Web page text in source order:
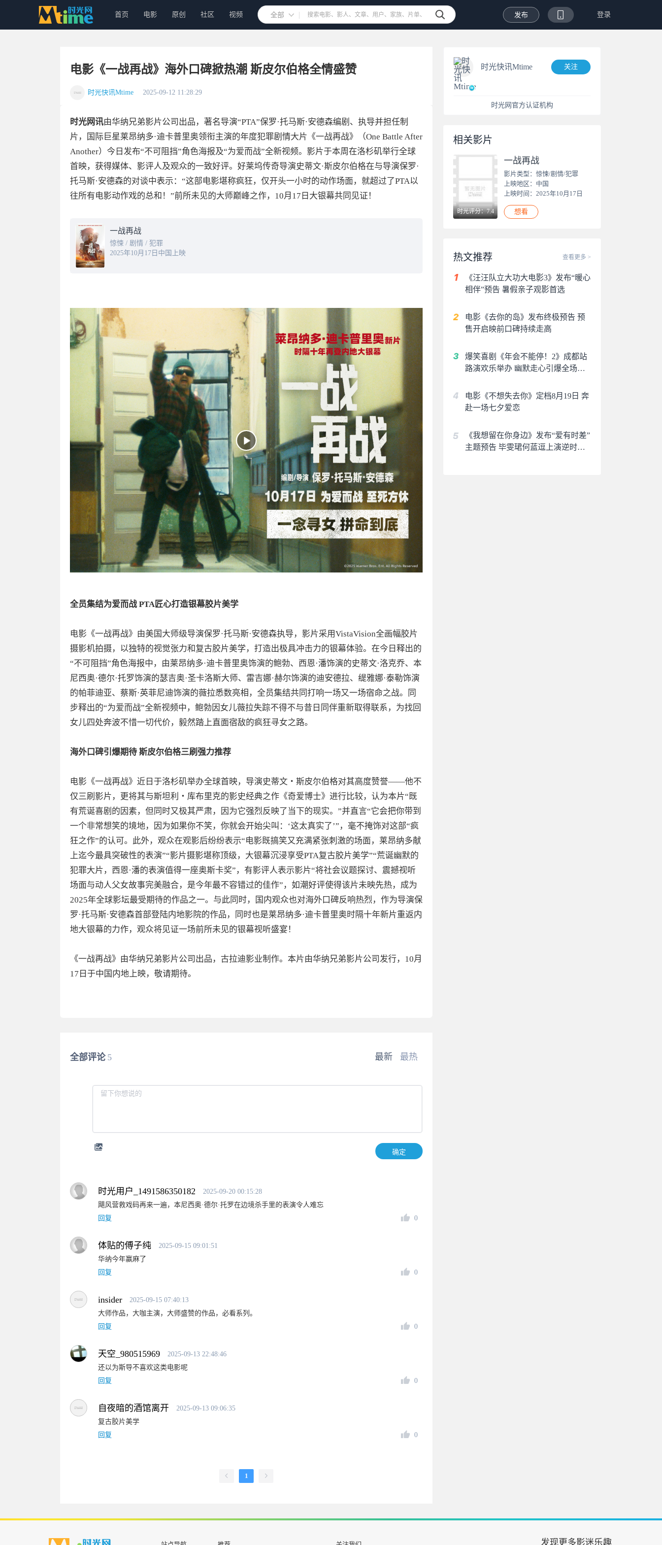
首页 电影 原创 社区 视频 全部 发布 登录
电影《一战再战》海外口碑掀热潮 斯皮尔伯格全情盛赞
时光快讯Mtime 2025-09-12 11:28:29
时光网讯由华纳兄弟影片公司出品，著名导演“PTA”保罗·托马斯·安德森编剧、执导并担任制
片，国际巨星莱昂纳多·迪卡普里奥领衔主演的年度犯罪剧情大片《一战再战》（One Battle After
Another）今日发布“不可阻挡”角色海报及“为爱而战”全新视频。影片于本周在洛杉矶举行全球
首映，获得媒体、影评人及观众的一致好评。好莱坞传奇导演史蒂文·斯皮尔伯格在与导演保罗·
托马斯·安德森的对谈中表示：“这部电影堪称疯狂，仅开头一小时的动作场面，就超过了PTA以
往所有电影动作戏的总和！”前所未见的大师巅峰之作，10月17日大银幕共同见证！
一战再战
惊悚 / 剧情 / 犯罪
2025年10月17日中国上映
全员集结为爱而战 PTA匠心打造银幕胶片美学
电影《一战再战》由美国大师级导演保罗·托马斯·安德森执导，影片采用VistaVision全画幅胶片
摄影机拍摄，以独特的视觉张力和复古胶片美学，打造出极具冲击力的银幕体验。在今日释出的
“不可阻挡”角色海报中，由莱昂纳多·迪卡普里奥饰演的鲍勃、西恩·潘饰演的史蒂文·洛克乔、本
尼西奥·德尔·托罗饰演的瑟吉奥·圣卡洛斯大师、雷吉娜·赫尔饰演的迪安德拉、缇雅娜·泰勒饰演
的帕菲迪亚、蔡斯·英菲尼迪饰演的薇拉悉数亮相，全员集结共同打响一场又一场宿命之战。同
步释出的“为爱而战”全新视频中，鲍勃因女儿薇拉失踪不得不与昔日同伴重新取得联系，为找回
女儿四处奔波不惜一切代价，毅然踏上直面宿敌的疯狂寻女之路。
海外口碑引爆期待 斯皮尔伯格三刷强力推荐
电影《一战再战》近日于洛杉矶举办全球首映，导演史蒂文・斯皮尔伯格对其高度赞誉——他不
仅三刷影片，更将其与斯坦利・库布里克的影史经典之作《奇爱博士》进行比较，认为本片“既
有荒诞喜剧的因素，但同时又极其严肃，因为它强烈反映了当下的现实。”并直言“它会把你带到
一个非常想笑的境地，因为如果你不笑，你就会开始尖叫：‘这太真实了’”，毫不掩饰对这部“疯
狂之作”的认可。此外，观众在观影后纷纷表示“电影既搞笑又充满紧张刺激的场面，莱昂纳多献
上迄今最具突破性的表演”“影片摄影堪称顶级，大银幕沉浸享受PTA复古胶片美学”“荒诞幽默的
犯罪大片，西恩·潘的表演值得一座奥斯卡奖”，有影评人表示影片“将社会议题探讨、震撼视听
场面与动人父女故事完美融合，是今年最不容错过的佳作”，如潮好评使得该片未映先热，成为
2025年全球影坛最受期待的作品之一。与此同时，国内观众也对海外口碑反响热烈，作为导演保
罗·托马斯·安德森首部登陆内地影院的作品，同时也是莱昂纳多·迪卡普里奥时隔十年新片重返内
地大银幕的力作，观众将见证一场前所未见的银幕视听盛宴！
《一战再战》由华纳兄弟影片公司出品，古拉迪影业制作。本片由华纳兄弟影片公司发行，10月
17日于中国内地上映，敬请期待。
全部评论 5 最新 最热
确定
时光用户_1491586350182
2025-09-20 00:15:28
飓风营救戏码再来一遍，本尼西奥·德尔·托罗在边境杀手里的表演令人难忘
回复
0
体贴的傅子纯
2025-09-15 09:01:51
华纳今年赢麻了
回复
0
insider
2025-09-15 07:40:13
大师作品，大咖主演，大师盛赞的作品，必看系列。
回复
0
天空_980515969
2025-09-13 22:48:46
还以为斯导不喜欢这类电影呢
回复
0
自夜暗的酒馆离开
2025-09-13 09:06:35
复古胶片美学
回复
0
1
时光快讯Mtime 关注
时光网官方认证机构
相关影片
时光评分：7.4
一战再战
影片类型：惊悚/剧情/犯罪
上映地区：中国
上映时间：2025年10月17日
想看
热文推荐 查看更多 >
《汪汪队立大功大电影3》发布“暖心
相伴”预告 暑假亲子观影首选
电影《去你的岛》发布终极预告 预
售开启映前口碑持续走高
爆笑喜剧《年会不能停！2》成都站
路演欢乐举办 幽默走心引爆全场共
电影《不想失去你》定档8月19日 奔
赴一场七夕爱恋
《我想留在你身边》发布“爱有时差”
主题预告 毕雯珺何蓝逗上演逆时虐
发现更多影迷乐趣